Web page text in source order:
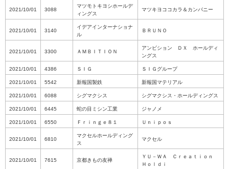
2021/10/01 3088
マツモトキヨシホールデ
ィングス
マツキヨココカラ＆カンパニー
2021/10/01 3140
イデアインターナショナ
ル
ＢＲＵＮＯ
2021/10/01 3300 ＡＭＢＩＴＩＯＮ
アンビション ＤＸ ホールディ
ングス
2021/10/01 4386 ＳＩＧ ＳＩＧグループ
2021/10/01 5542 新報国製鉄 新報国マテリアル
2021/10/01 6088 シグマクシス シグマクシス・ホールディングス
2021/10/01 6445 蛇の目ミシン工業 ジャノメ
2021/10/01 6550 Ｆｒｉｎｇｅ８１ Ｕｎｉｐｏｓ
2021/10/01 6810
マクセルホールディング
ス
マクセル
2021/10/01 7615 京都きもの友禅
ＹＵ－ＷＡ Ｃｒｅａｔｉｏｎ
Ｈｏｌｄｉ